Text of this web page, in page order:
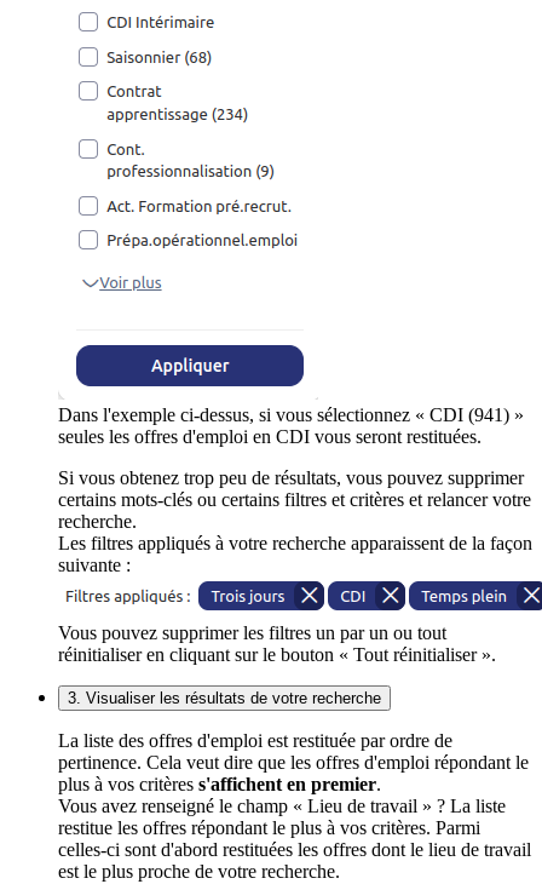
Dans l'exemple ci-dessus, si vous sélectionnez « CDI (941) »
seules les offres d'emploi en CDI vous seront restituées.
Si vous obtenez trop peu de résultats, vous pouvez supprimer
certains mots-clés ou certains filtres et critères et relancer votre
recherche.
Les filtres appliqués à votre recherche apparaissent de la façon
suivante :
Vous pouvez supprimer les filtres un par un ou tout
réinitialiser en cliquant sur le bouton « Tout réinitialiser ».
3. Visualiser les résultats de votre recherche
La liste des offres d'emploi est restituée par ordre de
pertinence. Cela veut dire que les offres d'emploi répondant le
plus à vos critères s'affichent en premier.
Vous avez renseigné le champ « Lieu de travail » ? La liste
restitue les offres répondant le plus à vos critères. Parmi
celles-ci sont d'abord restituées les offres dont le lieu de travail
est le plus proche de votre recherche.